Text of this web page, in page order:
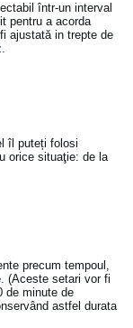
într-un interval
pentru a acorda
ajustată in trepte de
îl puteți folosi
orice situaţie: de la
precum tempoul,
(Aceste setari vor fi
de minute de
astfel durata